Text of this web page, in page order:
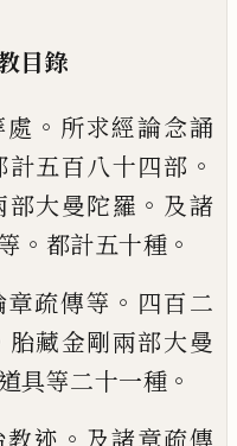
目錄
。 所求經論念誦
計五百八十四部 。
部大曼陀羅 。 及諸
。 都計五十種 。
疏傳等 。 四百二
胎藏金剛兩部大曼
具等二十一種 。
教迹 。 及諸章疏傳